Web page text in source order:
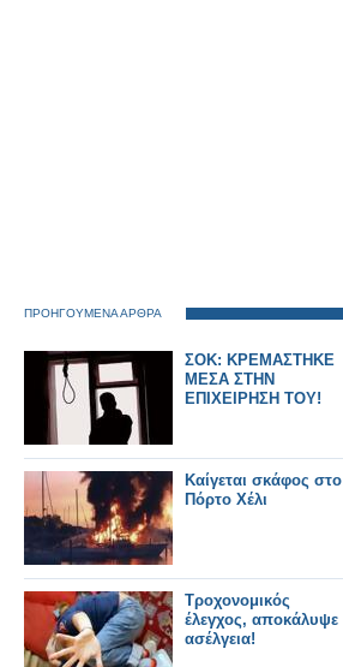
ΠΡΟΗΓΟΥΜΕΝΑ ΑΡΘΡΑ
ΣΟΚ: KΡΕΜΑΣΤΗΚΕ
ΜΕΣΑ ΣΤΗΝ
ΕΠΙΧΕΙΡΗΣΗ ΤΟΥ!
Καίγεται σκάφος στο
Πόρτο Χέλι
Τροχονομικός
έλεγχος, αποκάλυψε
ασέλγεια!